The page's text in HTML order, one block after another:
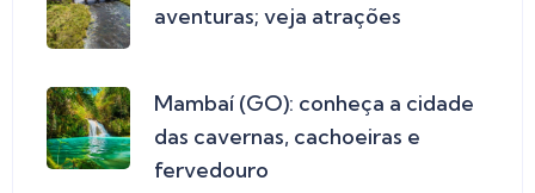
aventuras; veja atrações
Mambaí (GO): conheça a cidade
das cavernas, cachoeiras e
fervedouro